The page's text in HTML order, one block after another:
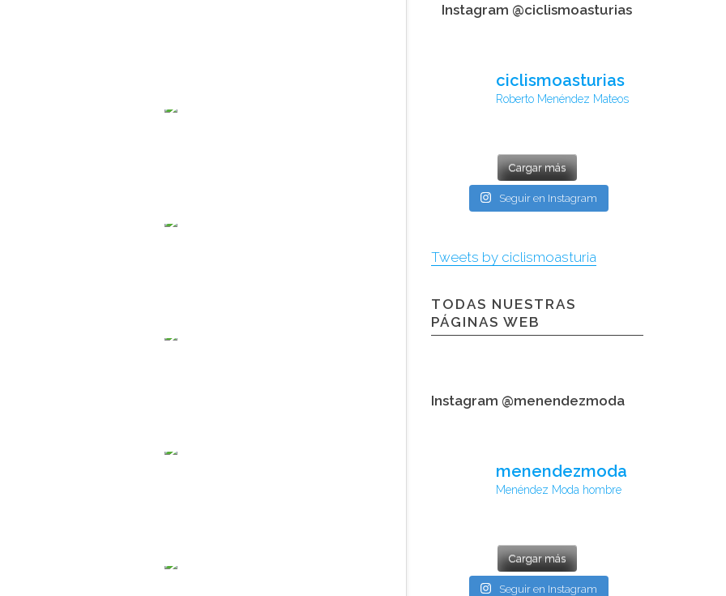
Instagram @ciclismoasturias
ciclismoasturias
Roberto Menéndez Mateos
Cargar más
Seguir en Instagram
Tweets by ciclismoasturia
TODAS NUESTRAS
PÁGINAS WEB
Instagram @menendezmoda
menendezmoda
Menéndez Moda hombre
Cargar más
Seguir en Instagram